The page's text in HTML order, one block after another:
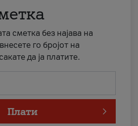
сметка без најава на
го бројот на
да ја платите.
Плати